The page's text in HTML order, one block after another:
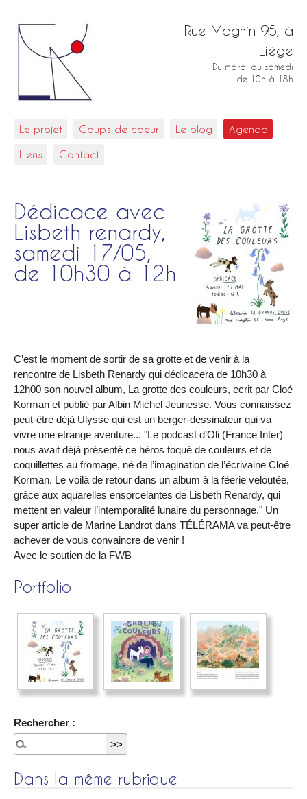
Rue Maghin 95, à
Liège
Du mardi au samedi
de 10h à 18h
Le projet Coups de coeur Le blog Agenda
Liens Contact
Dédicace avec
Lisbeth renardy,
samedi 17/05,
de 10h30 à 12h
C’est le moment de sortir de sa grotte et de venir à la
rencontre de Lisbeth Renardy qui dédicacera de 10h30 à
12h00 son nouvel album, La grotte des couleurs, ecrit par Cloé
Korman et publié par Albin Michel Jeunesse. Vous connaissez
peut-être déjà Ulysse qui est un berger-dessinateur qui va
vivre une etrange aventure... "Le podcast d’Oli (France Inter)
nous avait déjà présenté ce héros toqué de couleurs et de
coquillettes au fromage, né de l’imagination de l’écrivaine Cloé
Korman. Le voilà de retour dans un album à la féerie veloutée,
grâce aux aquarelles ensorcelantes de Lisbeth Renardy, qui
mettent en valeur l’intemporalité lunaire du personnage." Un
super article de Marine Landrot dans TÉLÉRAMA va peut-être
achever de vous convaincre de venir !
Avec le soutien de la FWB
Portfolio
Rechercher :
Dans la même rubrique